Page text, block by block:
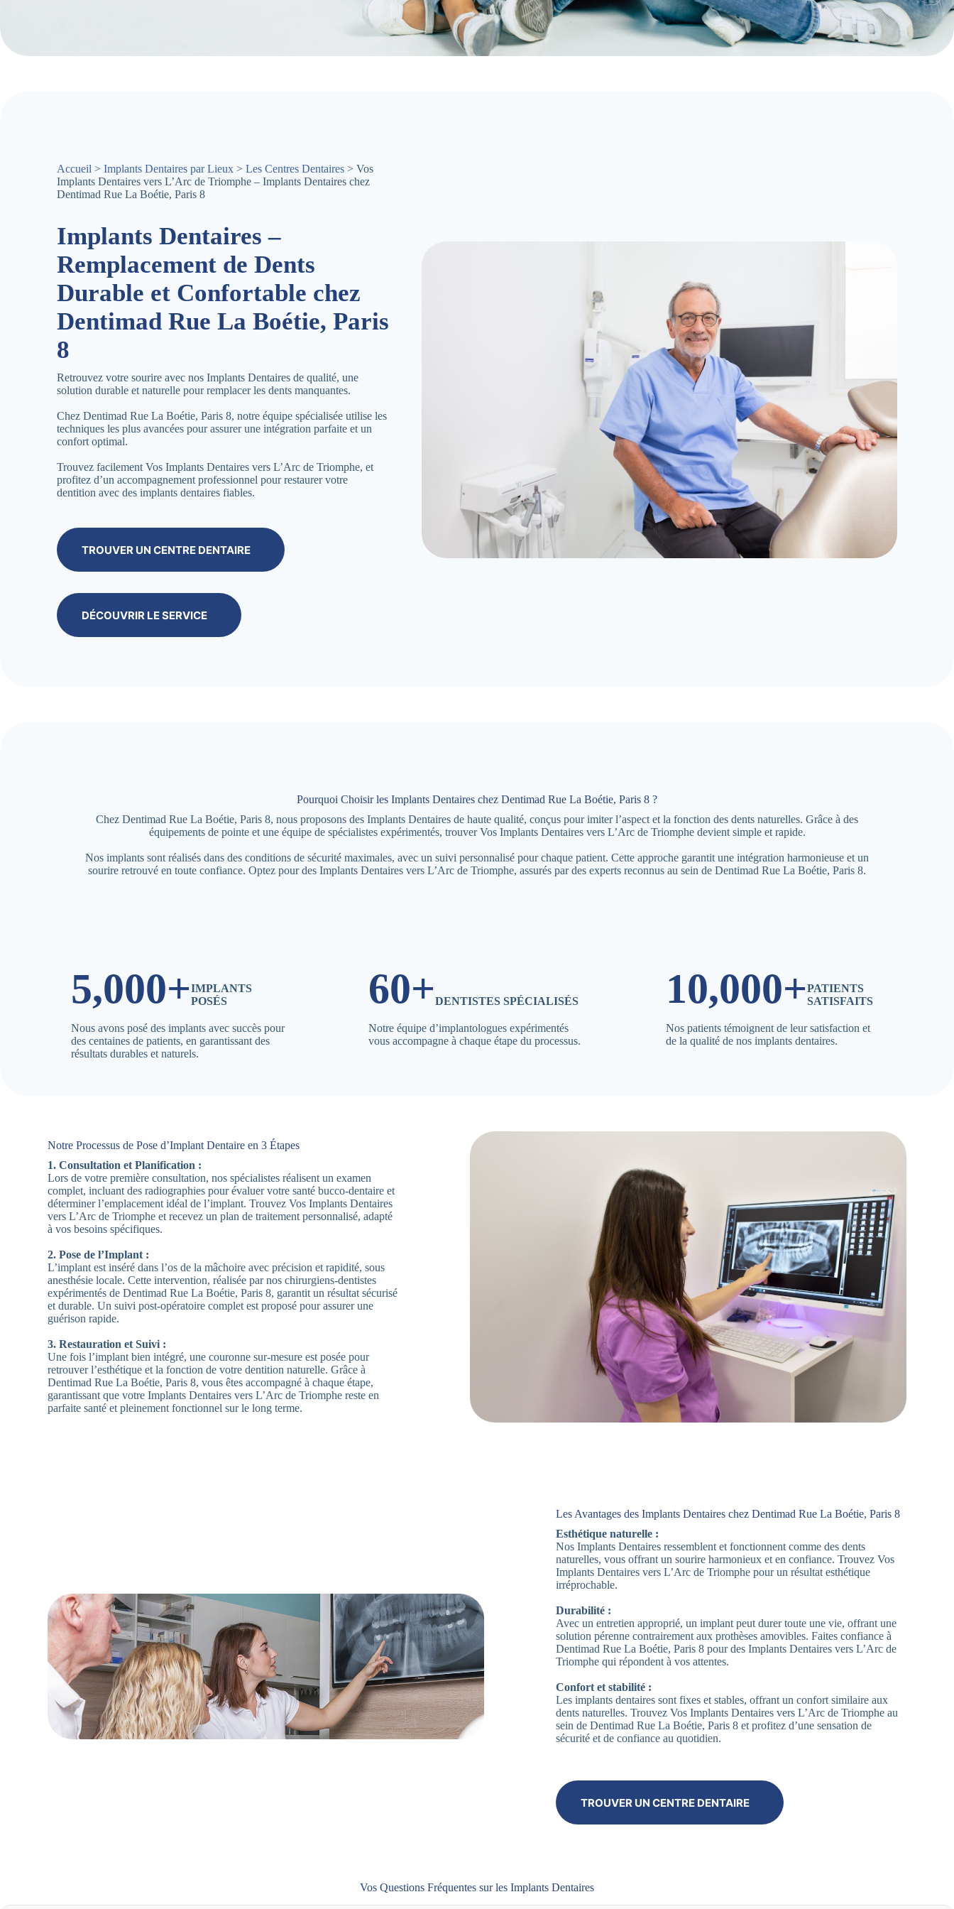
Accueil > Implants Dentaires par Lieux > Les Centres Dentaires > Vos
Implants Dentaires vers L’Arc de Triomphe – Implants Dentaires chez
Dentimad Rue La Boétie, Paris 8
Implants Dentaires –
Remplacement de Dents
Durable et Confortable chez
Dentimad Rue La Boétie, Paris
8
Retrouvez votre sourire avec nos Implants Dentaires de qualité, une
solution durable et naturelle pour remplacer les dents manquantes.
Chez Dentimad Rue La Boétie, Paris 8, notre équipe spécialisée utilise les
techniques les plus avancées pour assurer une intégration parfaite et un
confort optimal.
Trouvez facilement Vos Implants Dentaires vers L’Arc de Triomphe, et
profitez d’un accompagnement professionnel pour restaurer votre
dentition avec des implants dentaires fiables.
TROUVER UN CENTRE DENTAIRE
DÉCOUVRIR LE SERVICE
Pourquoi Choisir les Implants Dentaires chez Dentimad Rue La Boétie, Paris 8 ?
Chez Dentimad Rue La Boétie, Paris 8, nous proposons des Implants Dentaires de haute qualité, conçus pour imiter l’aspect et la fonction des dents naturelles. Grâce à des
équipements de pointe et une équipe de spécialistes expérimentés, trouver Vos Implants Dentaires vers L’Arc de Triomphe devient simple et rapide.
Nos implants sont réalisés dans des conditions de sécurité maximales, avec un suivi personnalisé pour chaque patient. Cette approche garantit une intégration harmonieuse et un
sourire retrouvé en toute confiance. Optez pour des Implants Dentaires vers L’Arc de Triomphe, assurés par des experts reconnus au sein de Dentimad Rue La Boétie, Paris 8.
5,000+IMPLANTS
POSÉS
Nous avons posé des implants avec succès pour
des centaines de patients, en garantissant des
résultats durables et naturels.
60+DENTISTES SPÉCIALISÉS
Notre équipe d’implantologues expérimentés
vous accompagne à chaque étape du processus.
10,000+PATIENTS
SATISFAITS
Nos patients témoignent de leur satisfaction et
de la qualité de nos implants dentaires.
Notre Processus de Pose d’Implant Dentaire en 3 Étapes
1. Consultation et Planification :
Lors de votre première consultation, nos spécialistes réalisent un examen
complet, incluant des radiographies pour évaluer votre santé bucco-dentaire et
déterminer l’emplacement idéal de l’implant. Trouvez Vos Implants Dentaires
vers L’Arc de Triomphe et recevez un plan de traitement personnalisé, adapté
à vos besoins spécifiques.
2. Pose de l’Implant :
L’implant est inséré dans l’os de la mâchoire avec précision et rapidité, sous
anesthésie locale. Cette intervention, réalisée par nos chirurgiens-dentistes
expérimentés de Dentimad Rue La Boétie, Paris 8, garantit un résultat sécurisé
et durable. Un suivi post-opératoire complet est proposé pour assurer une
guérison rapide.
3. Restauration et Suivi :
Une fois l’implant bien intégré, une couronne sur-mesure est posée pour
retrouver l’esthétique et la fonction de votre dentition naturelle. Grâce à
Dentimad Rue La Boétie, Paris 8, vous êtes accompagné à chaque étape,
garantissant que votre Implants Dentaires vers L’Arc de Triomphe reste en
parfaite santé et pleinement fonctionnel sur le long terme.
Les Avantages des Implants Dentaires chez Dentimad Rue La Boétie, Paris 8
Esthétique naturelle :
Nos Implants Dentaires ressemblent et fonctionnent comme des dents
naturelles, vous offrant un sourire harmonieux et en confiance. Trouvez Vos
Implants Dentaires vers L’Arc de Triomphe pour un résultat esthétique
irréprochable.
Durabilité :
Avec un entretien approprié, un implant peut durer toute une vie, offrant une
solution pérenne contrairement aux prothèses amovibles. Faites confiance à
Dentimad Rue La Boétie, Paris 8 pour des Implants Dentaires vers L’Arc de
Triomphe qui répondent à vos attentes.
Confort et stabilité :
Les implants dentaires sont fixes et stables, offrant un confort similaire aux
dents naturelles. Trouvez Vos Implants Dentaires vers L’Arc de Triomphe au
sein de Dentimad Rue La Boétie, Paris 8 et profitez d’une sensation de
sécurité et de confiance au quotidien.
TROUVER UN CENTRE DENTAIRE
Vos Questions Fréquentes sur les Implants Dentaires